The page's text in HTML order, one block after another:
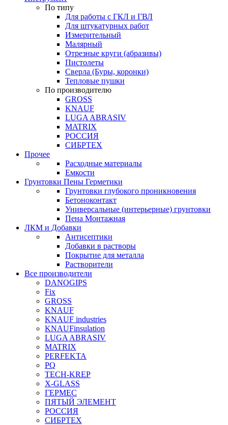
По типу
Для работы с ГКЛ и ГВЛ
Для штукатурных работ
Измерительный
Малярный
Отрезные круги (абразивы)
Пистолеты
Сверла (Буры, коронки)
Тепловые пушки
По производителю
GROSS
KNAUF
LUGA ABRASIV
MATRIX
РОССИЯ
СИБРТЕХ
Прочее
Расходные материалы
Емкости
Грунтовки Пены Герметики
Грунтовки глубокого проникновения
Бетоноконтакт
Универсальные (интерьерные) грунтовки
Пена Монтажная
ЛКМ и Добавки
Антисептики
Добавки в растворы
Покрытие для металла
Растворители
Все производители
DANOGIPS
Fix
GROSS
KNAUF
KNAUF industries
KNAUFinsulation
LUGA ABRASIV
MATRIX
PERFEKTA
PQ
TECH-KREP
X-GLASS
ГЕРМЕС
ПЯТЫЙ ЭЛЕМЕНТ
РОССИЯ
СИБРТЕХ